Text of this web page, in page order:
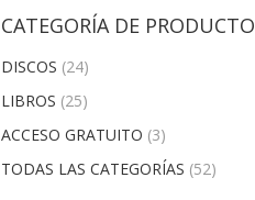
CATEGORÍA DE PRODUCTO
DISCOS (24)
LIBROS (25)
ACCESO GRATUITO (3)
TODAS LAS CATEGORÍAS (52)